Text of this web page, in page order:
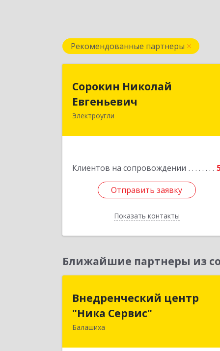
Рекомендованные партнеры
Сорокин Николай
Евгеньевич
Электроугли
Клиентов на сопровождении
Отправить заявку
Показать контакты
Сорокин Николай
Евгеньевич
Отправить заявку
Назад
Ближайшие партнеры из
Внедренческий центр
"Ника Сервис"
Балашиха
Внедренческий центр
"Ника Сервис"
143912, Московская обл, Балашиха г,